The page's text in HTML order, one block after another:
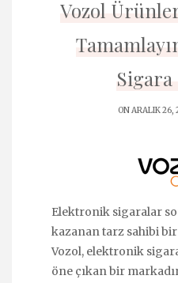
Vozol
Sigara
ON ARALIK 26,
Elektronik sigaralar
kazanan tarz sahibi
Vozol, elektronik
öne çıkan bir